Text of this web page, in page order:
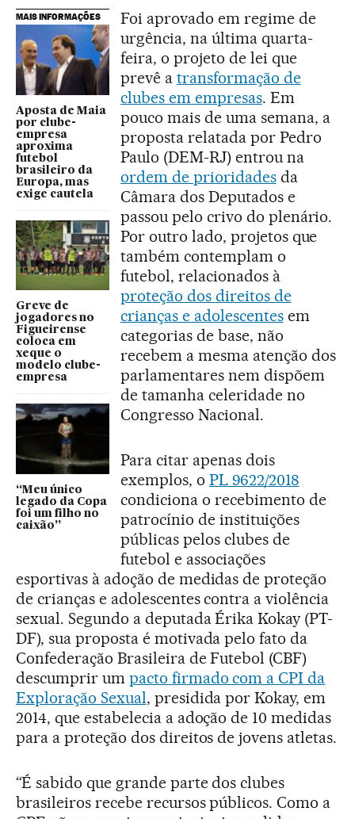
MAIS INFORMAÇÕES
Aposta de Maia
por clube-
empresa
aproxima
futebol
brasileiro da
Europa, mas
exige cautela
Greve de
jogadores no
Figueirense
coloca em
xeque o
modelo clube-
empresa
“Meu único
legado da Copa
foi um filho no
caixão”
Foi aprovado em regime de
urgência, na última quarta-
feira, o projeto de lei que
prevê a transformação de
clubes em empresas. Em
pouco mais de uma semana, a
proposta relatada por Pedro
Paulo (DEM-RJ) entrou na
ordem de prioridadesda
Câmara dos Deputados e
passou pelo crivo do plenário.
Por outro lado, projetos que
também contemplam o
futebol, relacionados à
proteção dos direitos de
crianças e adolescentesem
categorias de base, não
recebem a mesma atenção dos
parlamentares nem dispõem
de tamanha celeridade no
Congresso Nacional.
Para citar apenas dois
exemplos, o PL 9622/2018
condiciona o recebimento de
patrocínio de instituições
públicas pelos clubes de
futebol e associações
esportivas à adoção de medidas de proteção
de crianças e adolescentes contra a violência
sexual. Segundo a deputada Érika Kokay (PT-
DF), sua proposta é motivada pelo fato da
Confederação Brasileira de Futebol (CBF)
descumprir um pacto firmado com a CPI da
Exploração Sexual, presidida por Kokay, em
2014, que estabelecia a adoção de 10 medidas
para a proteção dos direitos de jovens atletas.
“É sabido que grande parte dos clubes
brasileiros recebe recursos públicos. Como a